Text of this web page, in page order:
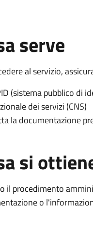
serve
al servizio,
(sistema pubblico di
dei servizi (CNS)
la documentazione
si
il procedimento
o